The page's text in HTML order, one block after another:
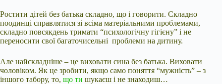
Ростити дітей без батька складно, що і говорити. Складно
поодинці справлятися зі всіма матеріальними проблемами,
складно повсякдень тримати “психологічну гігієну” і не
переносити свої багаточисельні проблеми на дитину.
Але найскладніше – це виховати сина без батька. Виховати
чоловіком. Як це зробити, якщо само поняття “мужність” – з
іншого табору, то, що ти шукаєш і не знаходиш…